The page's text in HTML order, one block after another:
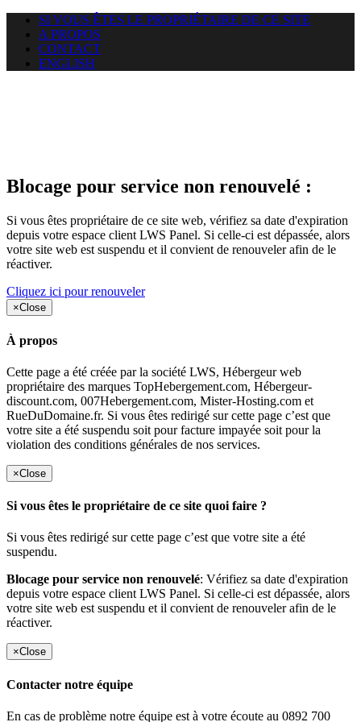
SI VOUS ÊTES LE PROPRIÉTAIRE DE CE SITE
A PROPOS
CONTACT
ENGLISH
Blocage pour service non renouvelé :
Si vous êtes propriétaire de ce site web, vérifiez sa date d'expiration
depuis votre espace client LWS Panel. Si celle-ci est dépassée, alors
votre site web est suspendu et il convient de renouveler afin de le
réactiver.
Cliquez ici pour renouveler
×Close
À propos
Cette page a été créée par la société LWS, Hébergeur web
propriétaire des marques TopHebergement.com, Hébergeur-
discount.com, 007Hebergement.com, Mister-Hosting.com et
RueDuDomaine.fr. Si vous êtes redirigé sur cette page c’est que
votre site a été suspendu soit pour facture impayée soit pour la
violation des conditions générales de nos services.
×Close
Si vous êtes le propriétaire de ce site quoi faire ?
Si vous êtes redirigé sur cette page c’est que votre site a été
suspendu.
Blocage pour service non renouvelé: Vérifiez sa date d'expiration
depuis votre espace client LWS Panel. Si celle-ci est dépassée, alors
votre site web est suspendu et il convient de renouveler afin de le
réactiver.
×Close
Contacter notre équipe
En cas de problème notre équipe est à votre écoute au 0892 700